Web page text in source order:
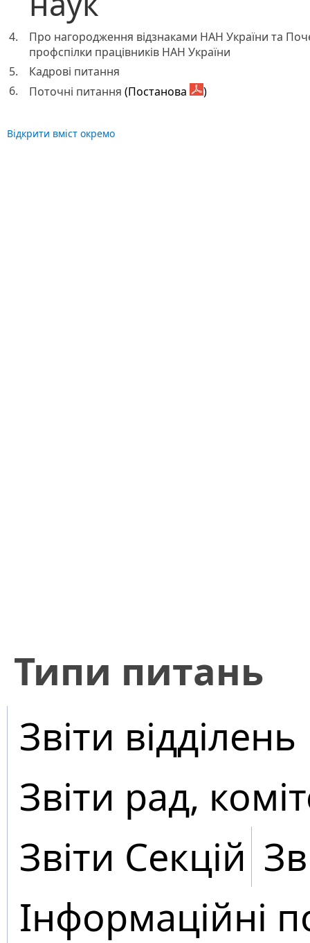
4.
Про нагородження відзнаками НАН України та
профспілки працівників НАН України
5.
Кадрові питання
6.
Поточні питання (Постанова )
Відкрити вміст окремо
​Типи питань
Звіти відділень
Звіти рад,
Звіти Секцій
Інформаційні